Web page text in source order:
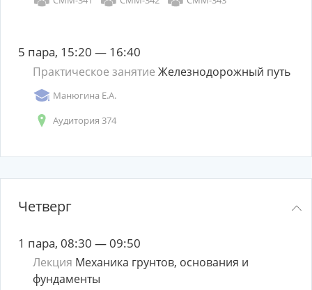
5 пара, 15:20 — 16:40
Практическое занятие Железнодорожный путь
Манюгина Е.А.
Аудитория 374
Четверг
1 пара, 08:30 — 09:50
Лекция Механика грунтов, основания и
фундаменты